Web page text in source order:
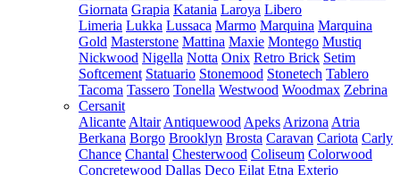
Giornata Grapia Katania Laroya Libero
Limeria Lukka Lussaca Marmo Marquina Marquina
Gold Masterstone Mattina Maxie Montego Mustiq
Nickwood Nigella Notta Onix Retro Brick Setim
Softcement Statuario Stonemood Stonetech Tablero
Tacoma Tassero Tonella Westwood Woodmax Zebrina
Cersanit
Alicante Altair Antiquewood Apeks Arizona Atria
Berkana Borgo Brooklyn Brosta Caravan Cariota Carly
Chance Chantal Chesterwood Coliseum Colorwood
Concretewood Dallas Deco Eilat Etna Exterio